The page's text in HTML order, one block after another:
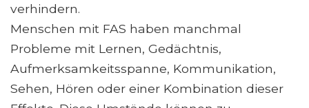
verhindern.
Menschen mit FAS haben manchmal
Probleme mit Lernen, Gedächtnis,
Aufmerksamkeitsspanne, Kommunikation,
Sehen, Hören oder einer Kombination dieser